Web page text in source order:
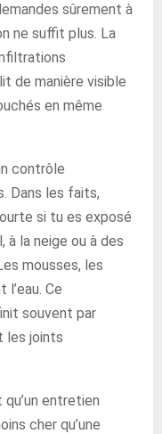
sûrement à
ne suffit plus. La
de manière visible
en même
contrôle
Dans les faits,
si tu es exposé
à la neige ou à des
mousses, les
Ce
souvent par
les joints
entretien
cher qu’une